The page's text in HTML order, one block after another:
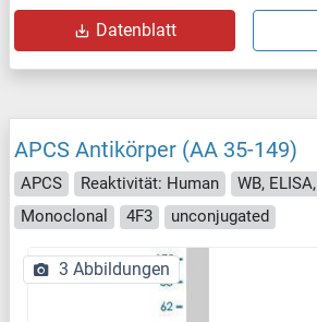
Datenblatt
APCS Antikörper (AA 35-149)
APCS Reaktivität: Human WB,
Monoclonal
4F3 unconjugated
3 Abbildungen